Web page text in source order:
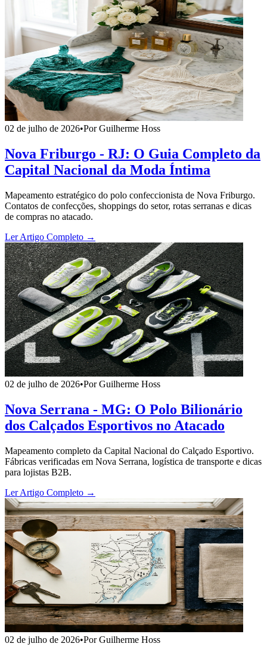
02 de julho de 2026•Por Guilherme Hoss
Nova Friburgo - RJ: O Guia Completo da
Capital Nacional da Moda Íntima
Mapeamento estratégico do polo confeccionista de Nova Friburgo.
Contatos de confecções, shoppings do setor, rotas serranas e dicas
de compras no atacado.
Ler Artigo Completo →
02 de julho de 2026•Por Guilherme Hoss
Nova Serrana - MG: O Polo Bilionário
dos Calçados Esportivos no Atacado
Mapeamento completo da Capital Nacional do Calçado Esportivo.
Fábricas verificadas em Nova Serrana, logística de transporte e dicas
para lojistas B2B.
Ler Artigo Completo →
02 de julho de 2026•Por Guilherme Hoss